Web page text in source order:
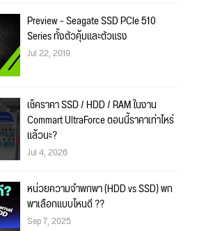
Preview - Seagate SSD PCIe 510
Series ทั้งตัวคุ้มและตัวแรง
Jul 22, 2019
เช็คราคา SSD / HDD / RAM ในงาน
Commart UltraForce ตอนนี้ราคาเท่าไหร่
แล้วนะ?
Jul 4, 2026
หน่วยความจำพกพา (HDD vs SSD) พก
พาเลือกแบบไหนดี ??
Sep 7, 2025